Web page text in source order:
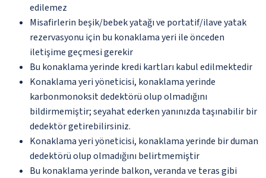
edilemez
Misafirlerin beşik/bebek yatağı ve portatif/ilave yatak
rezervasyonu için bu konaklama yeri ile önceden
iletişime geçmesi gerekir
Bu konaklama yerinde kredi kartları kabul edilmektedir
Konaklama yeri yöneticisi, konaklama yerinde
karbonmonoksit dedektörü olup olmadığını
bildirmemiştir; seyahat ederken yanınızda taşınabilir bir
dedektör getirebilirsiniz.
Konaklama yeri yöneticisi, konaklama yerinde bir duman
dedektörü olup olmadığını belirtmemiştir
Bu konaklama yerinde balkon, veranda ve teras gibi